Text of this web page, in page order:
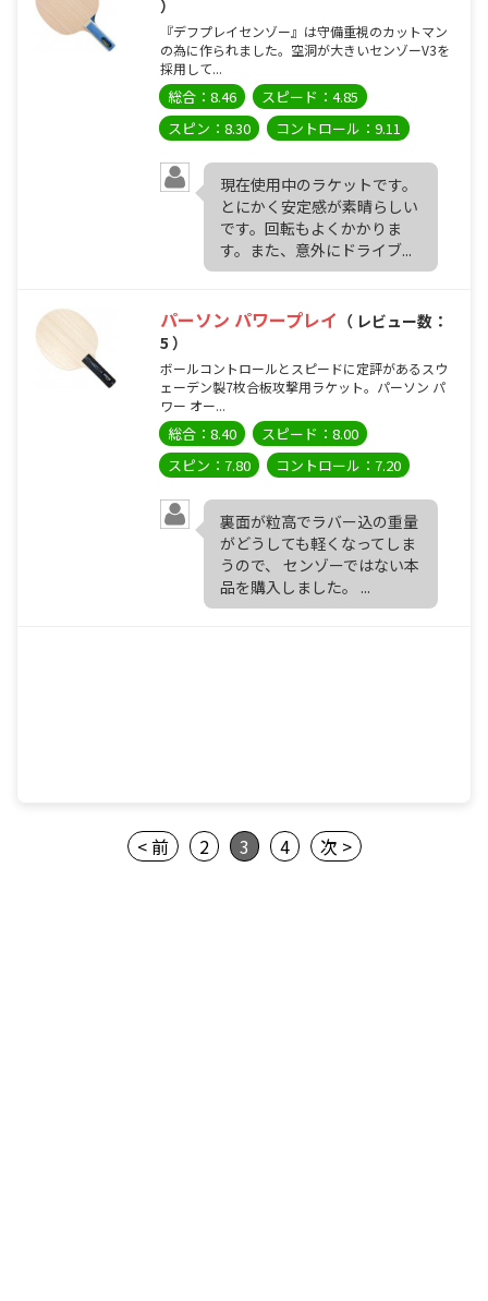
）
『デフプレイセンゾー』は守備重視のカットマン
の為に作られました。空洞が大きいセンゾーV3を
採用して...
総合：8.46
スピード：4.85
スピン：8.30
コントロール：9.11
現在使用中のラケットです。
とにかく安定感が素晴らしい
です。回転もよくかかりま
す。また、意外にドライブ...
パーソン パワープレイ （ レビュー数：
5 ）
ボールコントロールとスピードに定評があるスウ
ェーデン製7枚合板攻撃用ラケット。パーソン パ
ワー オー...
総合：8.40
スピード：8.00
スピン：7.80
コントロール：7.20
裏面が粒高でラバー込の重量
がどうしても軽くなってしま
うので、 センゾーではない本
品を購入しました。 ...
< 前 2 3 4 次 >